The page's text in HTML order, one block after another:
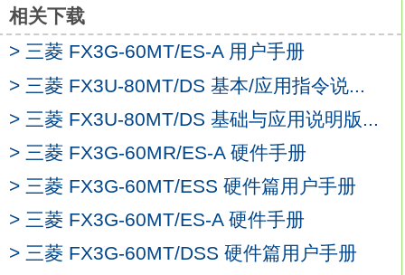
的需要----模拟I/O，高速计数器
60MT/DS
定位控制达到16轴，脉冲串输出或为J和K
型热电偶或Pt传感器开发了温度模块。
对每一个FX2n主单元可配置总计达8个特殊
功能模块。
注解记录功能，元件注解可以记录在程序寄
存器中三菱FX3G-60MT/DS。
在线程序编辑，在线改变程序不会损失工作
时间或停止生产运转。
RUN/STOP 开关，面板上运行/停止开关易
相关下载
> 三菱 FX3G-60MT/ES-A 用户手册
> 三菱 FX3U-80MT/DS 基本/应用指令说...
> 三菱 FX3U-80MT/DS 基础与应用说明版...
> 三菱 FX3G-60MR/ES-A 硬件手册
> 三菱 FX3G-60MT/ESS 硬件篇用户手册
> 三菱 FX3G-60MT/ES-A 硬件手册
> 三菱 FX3G-60MT/DSS 硬件篇用户手册